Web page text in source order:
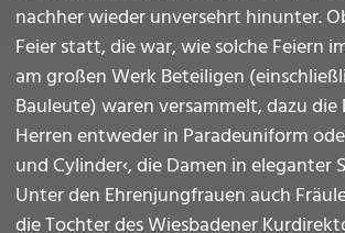
nachher wieder unversehrt hinunter.
Feier statt, die war, wie solche Feiern
am großen Werk Beteiligen
Bauleute) waren versammelt, dazu die
Herren entweder in Paradeuniform
und Cylinder‹, die Damen in eleganter
Unter den Ehrenjungfrauen auch
die Tochter des Wiesbadener